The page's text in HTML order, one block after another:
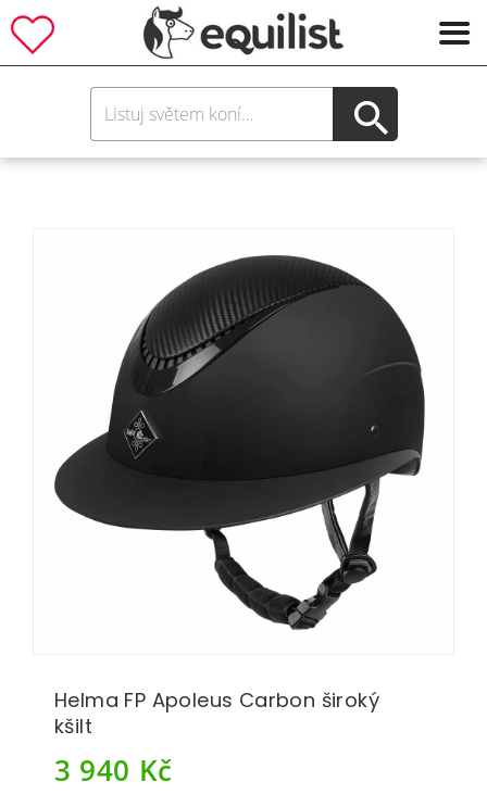
Helma FP Apoleus Carbon široký
kšilt
3 940 Kč